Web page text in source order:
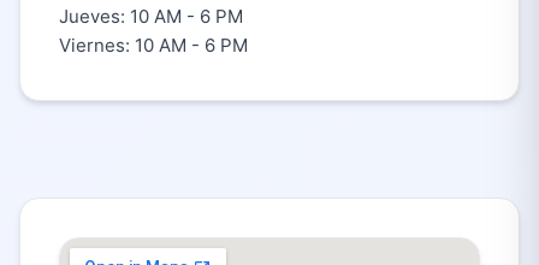
Jueves: 10 AM - 6 PM
Viernes: 10 AM - 6 PM